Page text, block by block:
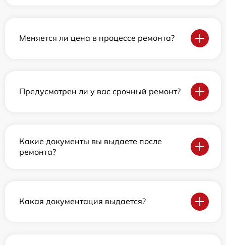
Меняется ли цена в процессе ремонта?
Предусмотрен ли у вас срочный ремонт?
Какие документы вы выдаете после
ремонта?
Какая документация выдается?